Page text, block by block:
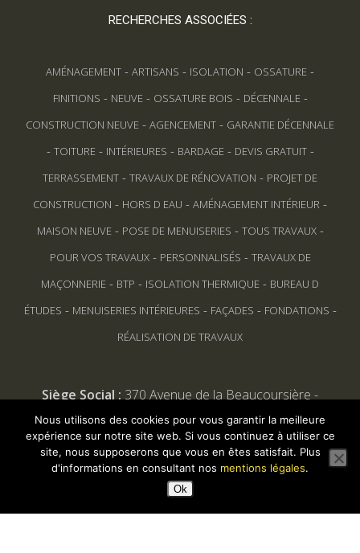
RECHERCHES ASSOCIÉES :
AMÉNAGEMENT - ARTISANS - ISOLATION - OSSATURE -
FINITIONS - NEUVE- OSSATURE BOIS - DÉCENNALE-
CONSTRUCTION NEUVE - AGENCEMENT - GARANTIE DÉCENNALE
- TOITURE- INTÉRIEURES - BARDAGE- DEVIS GRATUIT-
TERRASSEMENT - TRAVAUX DE RÉNOVATION - PROJET DE
CONSTRUCTION - HORS D EAU - AMÉNAGEMENT INTÉRIEUR -
MAISON NEUVE- POSE DE MENUISERIES - TOUS TRAVAUX-
POUR VOS TRAVAUX- PERSONNALISÉS - TRAVAUX DE
MAÇONNERIE - BTP - ISOLATION THERMIQUE - BUREAU D
ÉTUDES - MENUISERIES INTÉRIEURES - FAÇADES - FONDATIONS -
RÉALISATION DE TRAVAUX
Siège Social : 370 Avenue de la Beaucoursière -
17480 LE CHATEAU D'OLERON
Nous utilisons des cookies pour vous garantir la meilleure
expérience sur notre site web. Si vous continuez à utiliser ce
site, nous supposerons que vous en êtes satisfait. Plus
d'informations en consultant nos mentions légales.
Ok